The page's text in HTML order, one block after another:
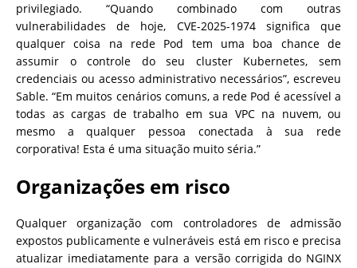
privilegiado. “Quando combinado com outras
vulnerabilidades de hoje, CVE-2025-1974 significa que
qualquer coisa na rede Pod tem uma boa chance de
assumir o controle do seu cluster Kubernetes, sem
credenciais ou acesso administrativo necessários”, escreveu
Sable. “Em muitos cenários comuns, a rede Pod é acessível a
todas as cargas de trabalho em sua VPC na nuvem, ou
mesmo a qualquer pessoa conectada à sua rede
corporativa! Esta é uma situação muito séria.”
Organizações em risco
Qualquer organização com controladores de admissão
expostos publicamente e vulneráveis ​​está em risco e precisa
atualizar imediatamente para a versão corrigida do NGINX